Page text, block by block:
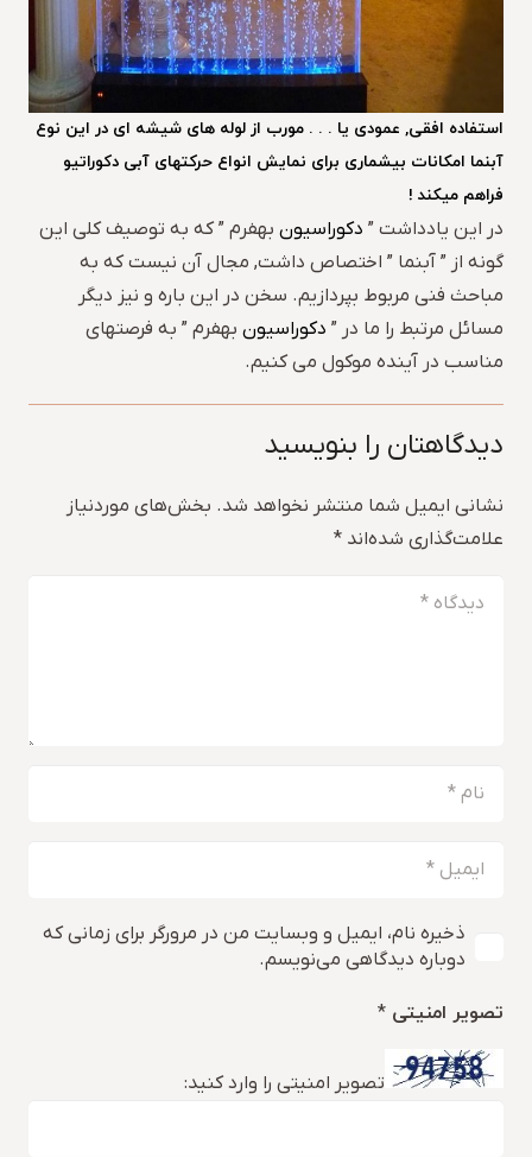
استفاده افقی, عمودی یا . . . مورب از لوله های شیشه ای در این نوع
آبنما امکانات بیشماری برای نمایش انواع حرکتهای آبی دکوراتیو
فراهم میکند !
در این یادداشت ” دکوراسیون بهفرم ” که به توصیف کلی این
گونه از ” آبنما ” اختصاص داشت, مجال آن نیست که به
مباحث فنی مربوط بپردازیم. سخن در این باره و نیز دیگر
مسائل مرتبط را ما در ” دکوراسیون بهفرم ” به فرصتهای
مناسب در آینده موکول می کنیم.
دیدگاهتان را بنویسید
نشانی ایمیل شما منتشر نخواهد شد. بخش‌های موردنیاز
علامت‌گذاری شده‌اند *
ذخیره نام، ایمیل و وبسایت من در مرورگر برای زمانی که
دوباره دیدگاهی می‌نویسم.
تصویر امنیتی *
تصویر امنیتی را وارد کنید: